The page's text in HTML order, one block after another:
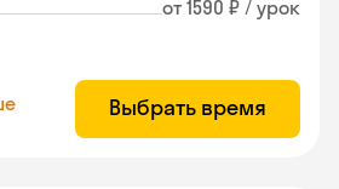
от 1590 ₽ / урок
Выбрать время